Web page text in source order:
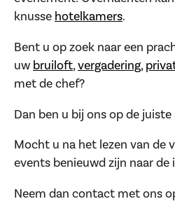
knusse hotelkamers.
Bent u op zoek naar een
uw bruiloft, vergadering,
met de chef?
Dan ben u bij ons op de juiste
Mocht u na het lezen van de
events benieuwd zijn naar de
Neem dan contact met ons